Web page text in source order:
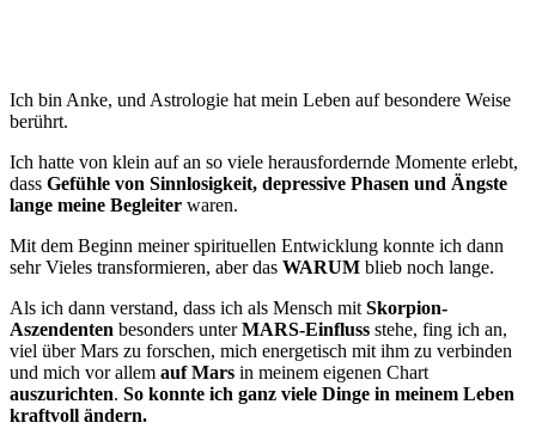
Ich bin Anke, und Astrologie hat mein Leben auf besondere Weise
berührt.
Ich hatte von klein auf an so viele herausfordernde Momente erlebt,
dass Gefühle von Sinnlosigkeit, depressive Phasen und Ängste
lange meine Begleiter waren.
Mit dem Beginn meiner spirituellen Entwicklung konnte ich dann
sehr Vieles transformieren, aber das WARUM blieb noch lange.
Als ich dann verstand, dass ich als Mensch mit Skorpion-
Aszendenten besonders unterMARS-Einfluss stehe, fing ich an,
viel über Mars zu forschen, mich energetisch mit ihm zu verbinden
und mich vor allem auf Mars in meinem eigenen Chart
auszurichten. So konnte ich ganz viele Dinge in meinem Leben
kraftvoll ändern.